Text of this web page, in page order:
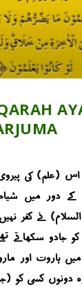
اس (علم) کی
کے دور میں
نے کفر
کو جادو سکھاتے
ہاروت اور
دونوں کسی کو